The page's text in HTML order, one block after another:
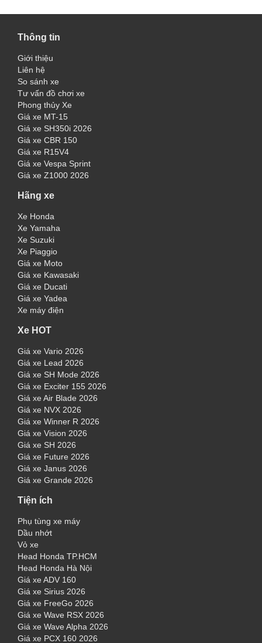
Thông tin
Giới thiệu
Liên hệ
So sánh xe
Tư vấn đồ chơi xe
Phong thủy Xe
Giá xe MT-15
Giá xe SH350i 2026
Giá xe CBR 150
Giá xe R15V4
Giá xe Vespa Sprint
Giá xe Z1000 2026
Hãng xe
Xe Honda
Xe Yamaha
Xe Suzuki
Xe Piaggio
Giá xe Moto
Giá xe Kawasaki
Giá xe Ducati
Giá xe Yadea
Xe máy điện
Xe HOT
Giá xe Vario 2026
Giá xe Lead 2026
Giá xe SH Mode 2026
Giá xe Exciter 155 2026
Giá xe Air Blade 2026
Giá xe NVX 2026
Giá xe Winner R 2026
Giá xe Vision 2026
Giá xe SH 2026
Giá xe Future 2026
Giá xe Janus 2026
Giá xe Grande 2026
Tiện ích
Phụ tùng xe máy
Dầu nhớt
Vỏ xe
Head Honda TP.HCM
Head Honda Hà Nội
Giá xe ADV 160
Giá xe Sirius 2026
Giá xe FreeGo 2026
Giá xe Wave RSX 2026
Giá xe Wave Alpha 2026
Giá xe PCX 160 2026